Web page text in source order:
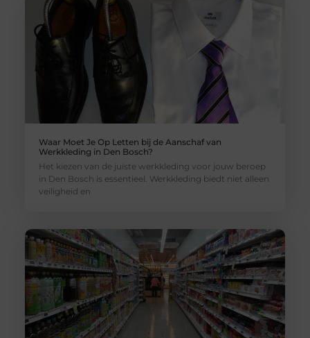
Waar Moet Je Op Letten bij de Aanschaf van
Werkkleding in Den Bosch?
Het kiezen van de juiste werkkleding voor jouw beroep
in Den Bosch is essentieel. Werkkleding biedt niet alleen
veiligheid en